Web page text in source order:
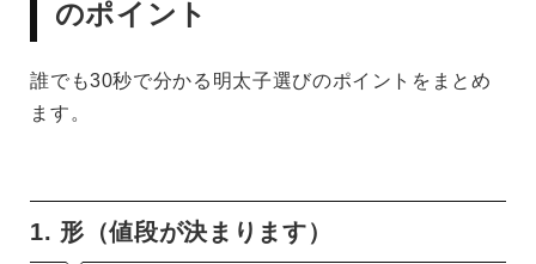
のポイント
誰でも30秒で分かる明太子選びのポイントをまとめ
ます。
1. 形（値段が決まります）